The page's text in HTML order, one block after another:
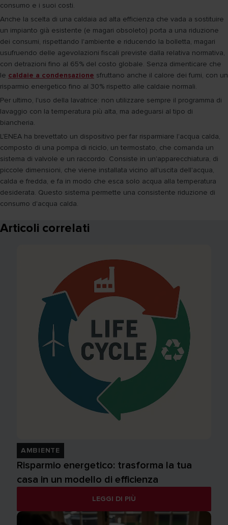
consumo e i suoi costi.
Anche la scelta di una caldaia ad alta efficienza che vada a sostituire
un impianto già esistente (e magari obsoleto) porta a una riduzione
dei consumi, rispettando l'ambiente e riducendo la bolletta, magari
usufruendo delle agevolazioni fiscali previste dalla relativa normativa,
con detrazioni fino al 65% del costo globale. Senza dimenticare che
le caldaie a condensazione sfruttano anche il calore dei fumi, con un
risparmio energetico fino al 30% rispetto alle caldaie normali.
Per ultimo, l'uso della lavatrice: non utilizzare sempre il programma di
lavaggio con la temperatura più alta, ma adeguarsi al tipo di
biancheria.
L'ENEA ha brevettato un dispositivo per far risparmiare l'acqua calda,
composto di una pompa di riciclo, un termostato, che comanda un
sistema di valvole e un raccordo. Consiste in un'apparecchiatura, di
piccole dimensioni, che viene installata vicino all'uscita dell'acqua,
calda e fredda, e fa in modo che esca solo acqua alla temperatura
desiderata. Questo sistema permette una consistente riduzione di
consumo d'acqua calda.
Articoli correlati
AMBIENTE
Risparmio energetico: trasforma la tua
casa in un modello di efficienza
LEGGI DI PIÙ